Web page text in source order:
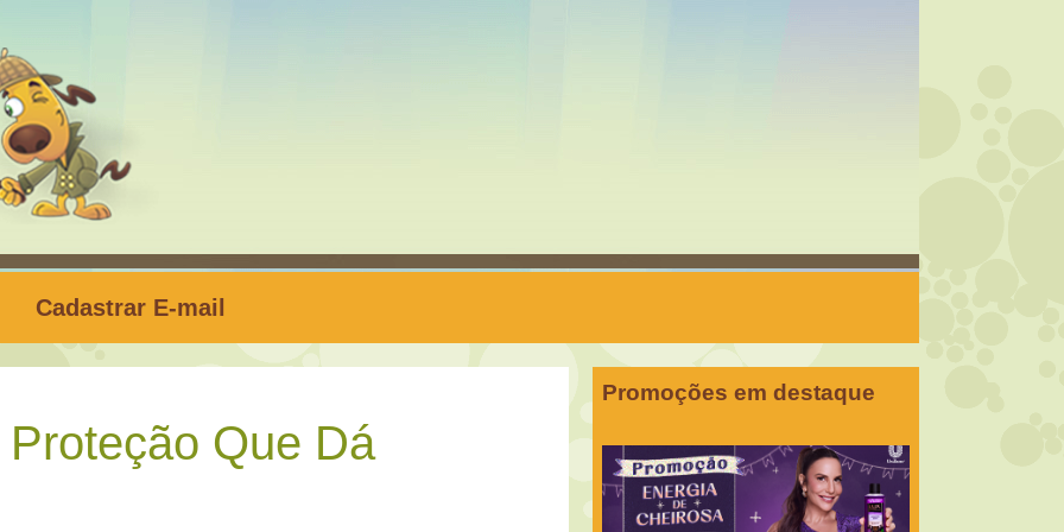
Cadastrar E-mail
Que Dá
Promoções em destaque